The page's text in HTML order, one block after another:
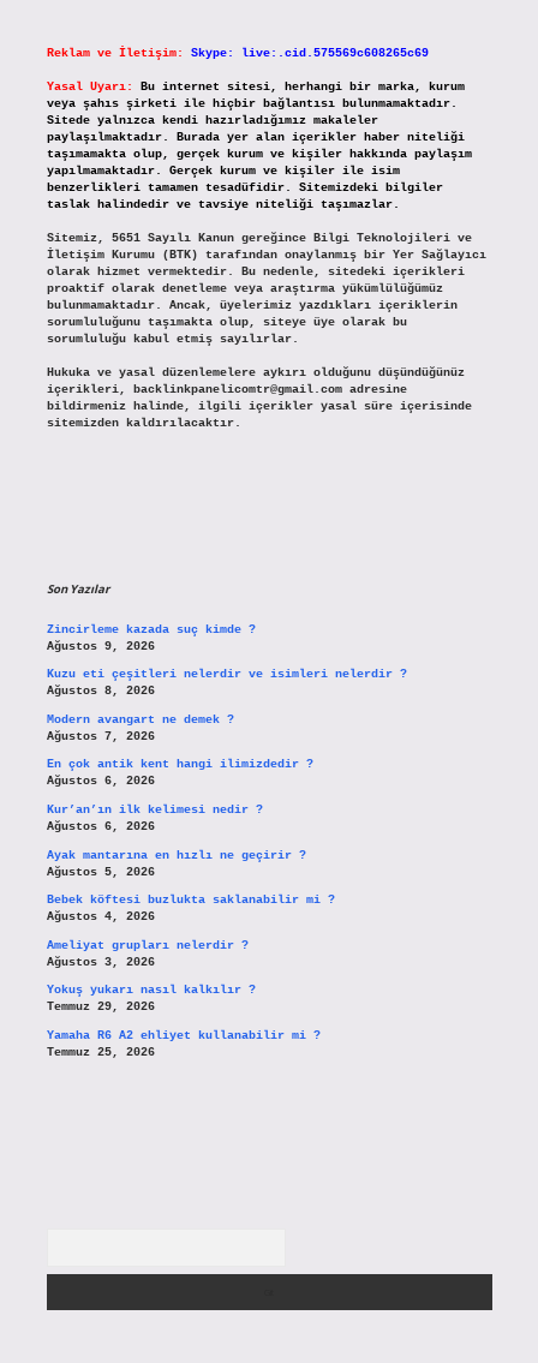
Reklam ve İletişim: Skype: live:.cid.575569c608265c69
Yasal Uyarı:
Bu internet sitesi, herhangi bir marka, kurum
veya şahıs şirketi ile hiçbir bağlantısı bulunmamaktadır.
Sitede yalnızca kendi hazırladığımız makaleler
paylaşılmaktadır. Burada yer alan içerikler haber niteliği
taşımamakta olup, gerçek kurum ve kişiler hakkında paylaşım
yapılmamaktadır. Gerçek kurum ve kişiler ile isim
benzerlikleri tamamen tesadüfidir. Sitemizdeki bilgiler
taslak halindedir ve tavsiye niteliği taşımazlar.
Sitemiz, 5651 Sayılı Kanun gereğince Bilgi Teknolojileri ve
İletişim Kurumu (BTK) tarafından onaylanmış bir Yer Sağlayıcı
olarak hizmet vermektedir. Bu nedenle, sitedeki içerikleri
proaktif olarak denetleme veya araştırma yükümlülüğümüz
bulunmamaktadır. Ancak, üyelerimiz yazdıkları içeriklerin
sorumluluğunu taşımakta olup, siteye üye olarak bu
sorumluluğu kabul etmiş sayılırlar.
Hukuka ve yasal düzenlemelere aykırı olduğunu düşündüğünüz
içerikleri,
backlinkpanelicomtr@gmail.comadresine
bildirmeniz halinde, ilgili içerikler yasal süre içerisinde
sitemizden kaldırılacaktır.
Son Yazılar
Zincirleme kazada suç kimde ?
Ağustos 9, 2026
Kuzu eti çeşitleri nelerdir ve isimleri nelerdir ?
Ağustos 8, 2026
Modern avangart ne demek ?
Ağustos 7, 2026
En çok antik kent hangi ilimizdedir ?
Ağustos 6, 2026
Kur’an’ın ilk kelimesi nedir ?
Ağustos 6, 2026
Ayak mantarına en hızlı ne geçirir ?
Ağustos 5, 2026
Bebek köftesi buzlukta saklanabilir mi ?
Ağustos 4, 2026
Ameliyat grupları nelerdir ?
Ağustos 3, 2026
Yokuş yukarı nasıl kalkılır ?
Temmuz 29, 2026
Yamaha R6 A2 ehliyet kullanabilir mi ?
Temmuz 25, 2026